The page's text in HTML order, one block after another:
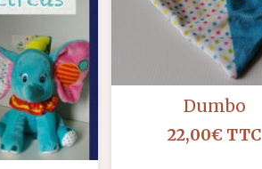
Dumbo
22,00€ TTC